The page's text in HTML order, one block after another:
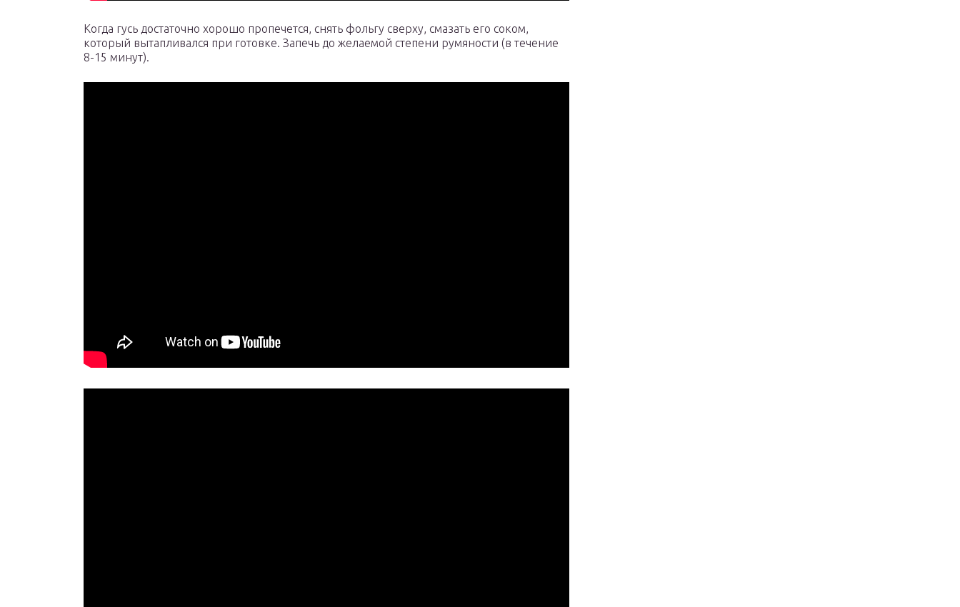
Когда гусь достаточно хорошо пропечется, снять фольгу сверху, смазать его соком,
который вытапливался при готовке. Запечь до желаемой степени румяности (в течение
8-15 минут).